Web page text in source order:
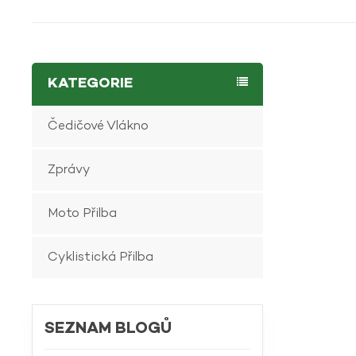
KATEGORIE
Čedičové Vlákno
Zprávy
Moto Přilba
Cyklistická Přilba
SEZNAM BLOGŮ